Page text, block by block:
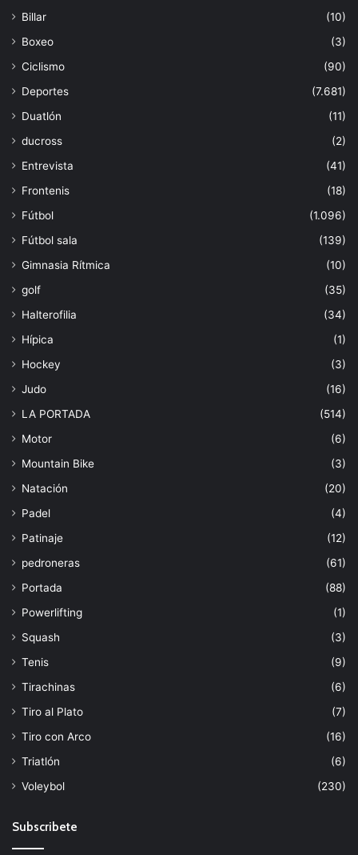
Billar
(10)
Boxeo
(3)
Ciclismo
(90)
Deportes
(7.681)
Duatlón
(11)
ducross
(2)
Entrevista
(41)
Frontenis
(18)
Fútbol
(1.096)
Fútbol sala
(139)
Gimnasia Rítmica
(10)
golf
(35)
Halterofilia
(34)
Hípica
(1)
Hockey
(3)
Judo
(16)
LA PORTADA
(514)
Motor
(6)
Mountain Bike
(3)
Natación
(20)
Padel
(4)
Patinaje
(12)
pedroneras
(61)
Portada
(88)
Powerlifting
(1)
Squash
(3)
Tenis
(9)
Tirachinas
(6)
Tiro al Plato
(7)
Tiro con Arco
(16)
Triatlón
(6)
Voleybol
(230)
Subscribete